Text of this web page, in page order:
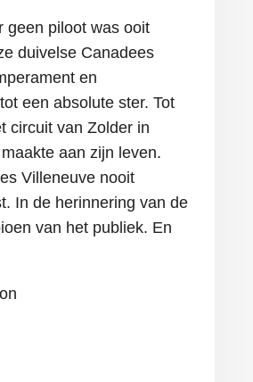
geen piloot was ooit
duivelse Canadees
en
een absolute ster. Tot
circuit van Zolder in
aan zijn leven.
Villeneuve nooit
In de herinnering van de
van het publiek. En